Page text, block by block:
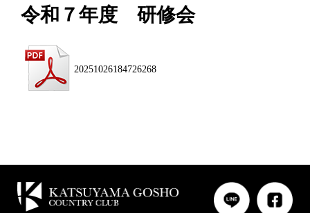
令和７年度 研修会
20251026184726268